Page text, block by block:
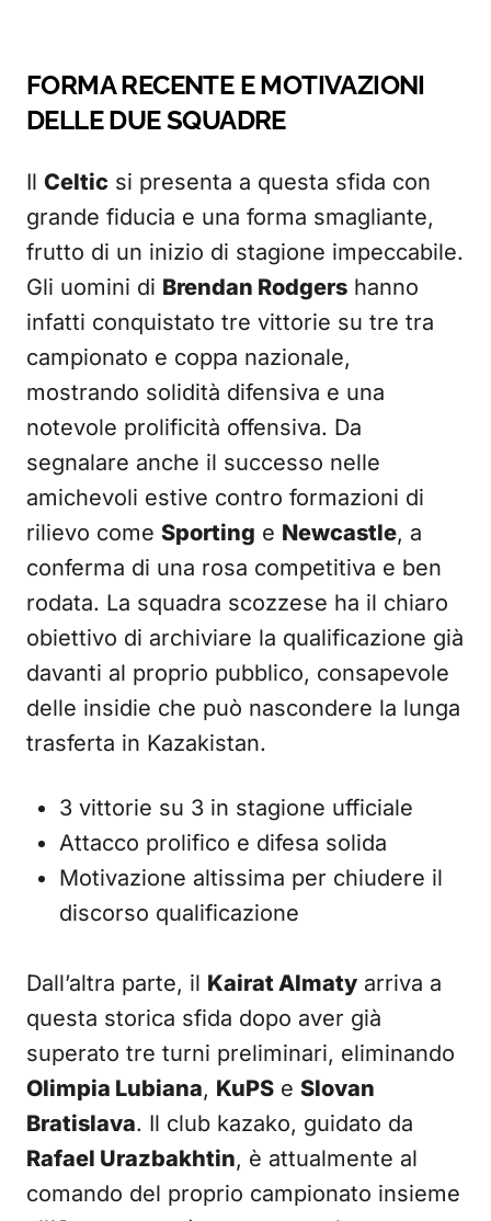
FORMA RECENTE E MOTIVAZIONI
DELLE DUE SQUADRE
Il Celtic si presenta a questa sfida con
grande fiducia e una forma smagliante,
frutto di un inizio di stagione impeccabile.
Gli uomini di Brendan Rodgers hanno
infatti conquistato tre vittorie su tre tra
campionato e coppa nazionale,
mostrando solidità difensiva e una
notevole prolificità offensiva. Da
segnalare anche il successo nelle
amichevoli estive contro formazioni di
rilievo come Sporting e Newcastle, a
conferma di una rosa competitiva e ben
rodata. La squadra scozzese ha il chiaro
obiettivo di archiviare la qualificazione già
davanti al proprio pubblico, consapevole
delle insidie che può nascondere la lunga
trasferta in Kazakistan.
3 vittorie su 3 in stagione ufficiale
Attacco prolifico e difesa solida
Motivazione altissima per chiudere il
discorso qualificazione
Dall’altra parte, il Kairat Almaty arriva a
questa storica sfida dopo aver già
superato tre turni preliminari, eliminando
Olimpia Lubiana, KuPS e Slovan
Bratislava. Il club kazako, guidato da
Rafael Urazbakhtin, è attualmente al
comando del proprio campionato insieme